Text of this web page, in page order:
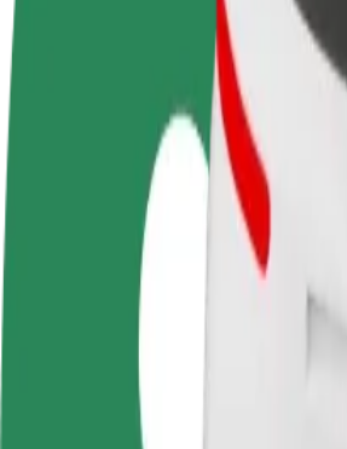
Werde Fahrer:in
Erziele Umsatz nach deinen
Bedingungen
Werde
Liefere
Komme von Birmingham
Du möchtest von Birmingham Women's
Birmingham Women's Hospital
Heidi's Bier Bar